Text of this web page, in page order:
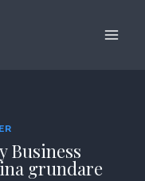
Business
grundare